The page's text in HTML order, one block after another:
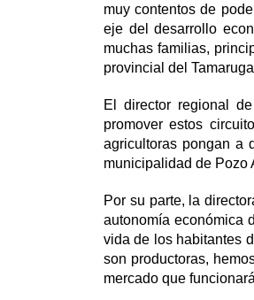
muy contentos de
eje del desarrollo
muchas familias,
provincial del
El director regional
promover estos
agricultoras pongan a
municipalidad de Pozo
Por su parte, la
autonomía económica
vida de los habitantes
son productoras,
mercado que